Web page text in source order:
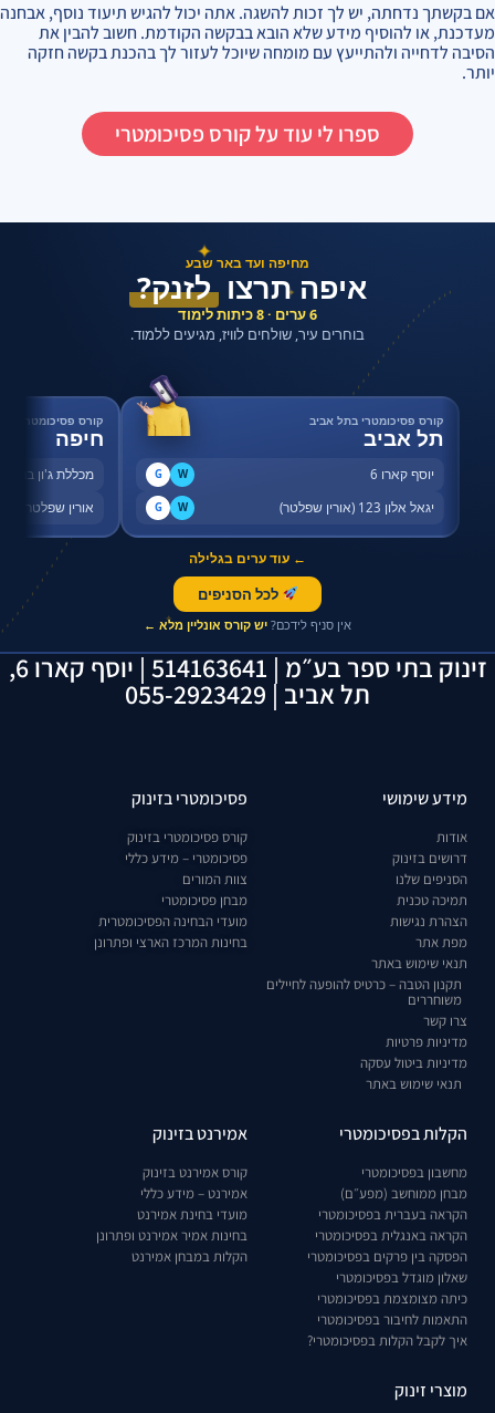
אם בקשתך נדחתה, יש לך זכות להשגה. אתה יכול להגיש תיעוד נוסף, אבחנה
מעדכנת, או להוסיף מידע שלא הובא בבקשה הקודמת. חשוב להבין את
הסיבה לדחייה ולהתייעץ עם מומחה שיוכל לעזור לך בהכנת בקשה חזקה
יותר.
ספרו לי עוד על קורס פסיכומטרי
✦
✦
✦
מחיפה ועד באר שבע
איפה תרצולזנק?
6 ערים · 8 כיתות לימוד
בוחרים עיר, שולחים לוויז, מגיעים ללמוד.
קורס פסיכומטרי בתל אביב
תל אביב
יוסף קארו 6 W
G
יגאל אלון 123 (אורין שפלטר) W
G
קורס פסיכומטרי
חיפה
מכללת ג'ון
אורין שפלטר,
← עוד ערים בגלילה
לכל הסניפים
אין סניף לידכם? יש קורס אונליין מלא ←
זינוק בתי ספר בע״מ | 514163641 | יוסף קארו 6,
תל אביב | 055-2923429
מידע שימושי
אודות
דרושים בזינוק
הסניפים שלנו
תמיכה טכנית
הצהרת נגישות
מפת אתר
תנאי שימוש באתר
תקנון הטבה – כרטיס להופעה לחיילים
משוחררים
צרו קשר
מדיניות פרטיות
מדיניות ביטול עסקה
תנאי שימוש באתר
פסיכומטרי בזינוק
קורס פסיכומטרי בזינוק
פסיכומטרי – מידע כללי
צוות המורים
מבחן פסיכומטרי
מועדי הבחינה הפסיכומטרית
בחינות המרכז הארצי ופתרונן
הקלות בפסיכומטרי
מחשבון בפסיכומטרי
מבחן ממוחשב (מפע״ם)
הקראה בעברית בפסיכומטרי
הקראה באנגלית בפסיכומטרי
הפסקה בין פרקים בפסיכומטרי
שאלון מוגדל בפסיכומטרי
כיתה מצומצמת בפסיכומטרי
התאמות לחיבור בפסיכומטרי
איך לקבל הקלות בפסיכומטרי?
אמירנט בזינוק
קורס אמירנט בזינוק
אמירנט – מידע כללי
מועדי בחינת אמירנט
בחינות אמיר אמירנט ופתרונן
הקלות במבחן אמירנט
מוצרי זינוק